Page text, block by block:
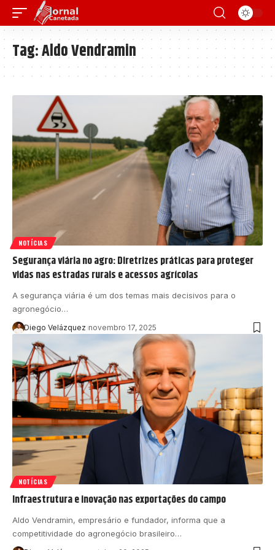
Tag:Aldo Vendramin
NOTÍCIAS
Segurança viária no agro: Diretrizes práticas para proteger
vidas nas estradas rurais e acessos agrícolas
A segurança viária é um dos temas mais decisivos para o
agronegócio…
Diego Velázquez novembro 17, 2025
NOTÍCIAS
Infraestrutura e inovação nas exportações do campo
Aldo Vendramin, empresário e fundador, informa que a
competitividade do agronegócio brasileiro…